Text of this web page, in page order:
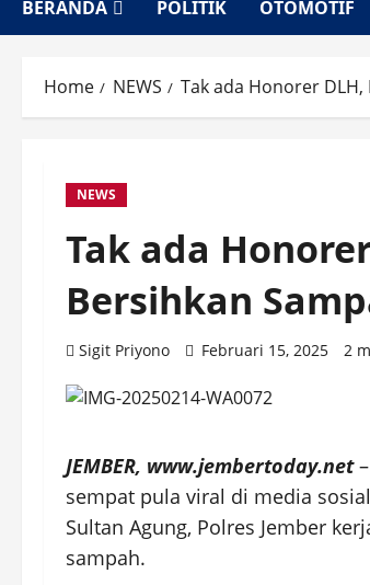
BERANDA POLITIK OTOMOTIF
Home NEWS Tak ada Honorer DLH,
NEWS
Tak ada
Bersihkan
Sigit Priyono Februari 15, 2025 2
JEMBER, www.jembertoday.net
sempat pula viral di media
Sultan Agung, Polres Jember
sampah.